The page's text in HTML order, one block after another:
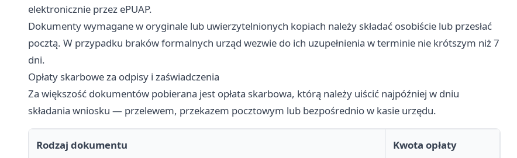
elektronicznie przez ePUAP.
Dokumenty wymagane w oryginale lub uwierzytelnionych kopiach należy składać osobiście lub przesłać
pocztą. W przypadku braków formalnych urząd wezwie do ich uzupełnienia w terminie nie krótszym niż 7
dni.
Opłaty skarbowe za odpisy i zaświadczenia
Za większość dokumentów pobierana jest opłata skarbowa, którą należy uiścić najpóźniej w dniu
składania wniosku — przelewem, przekazem pocztowym lub bezpośrednio w kasie urzędu.
Rodzaj dokumentu Kwota opłaty